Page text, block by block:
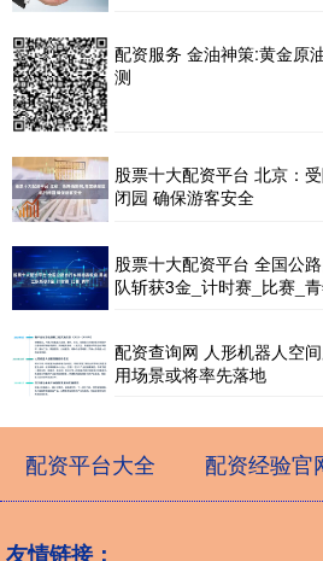
配资服务 金油神策:黄金原
测
股票十大配资平台 北京：
闭园 确保游客安全
股票十大配资平台 全国公
队斩获3金_计时赛_比赛_
配资查询网 人形机器人空
用场景或将率先落地
配资平台大全 配资经验官
友情链接：